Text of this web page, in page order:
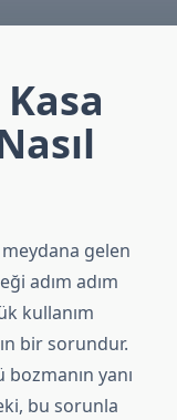
meydana gelen
adım adım
kullanım
bir sorundur.
yanı
bu sorunla